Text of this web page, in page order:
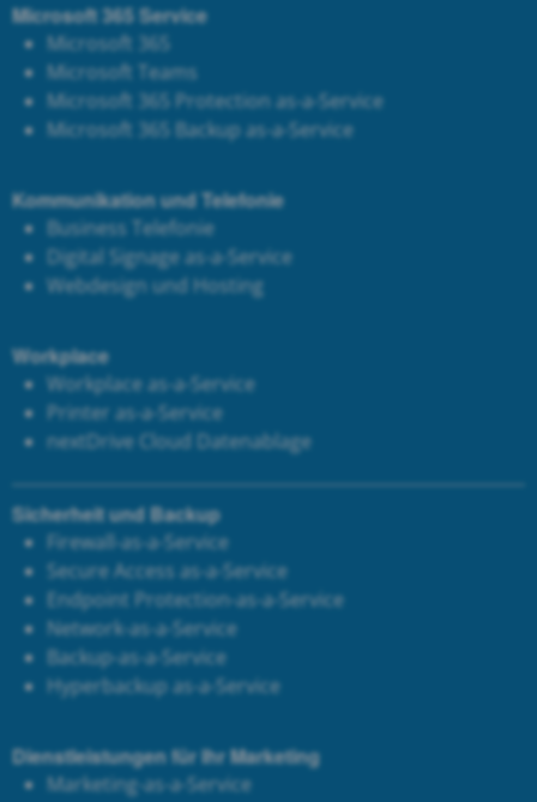
Microsoft 365 Service
Microsoft 365
Microsoft Teams
Microsoft 365 Protection as-a-Service
Microsoft 365 Backup as-a-Service
Kommunikation und Telefonie
Business Telefonie
Digital Signage as-a-Service
Webdesign und Hosting
Workplace
Workplace as-a-Service
Printer as-a-Service
nextDrive Cloud Datenablage
Sicherheit und Backup
Firewall-as-a-Service
Secure Access as-a-Service
Endpoint Protection-as-a-Service
Network-as-a-Service
Backup-as-a-Service
Hyperbackup as-a-Service
Dienstleistungen für Ihr Marketing
Marketing-as-a-Service